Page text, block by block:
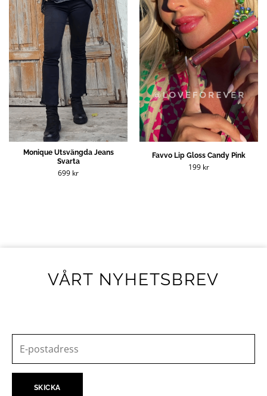
Monique Utsvängda Jeans
Svarta
699 kr
Favvo Lip Gloss Candy Pink
199 kr
VÅRT NYHETSBREV